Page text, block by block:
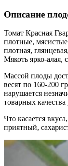
Описание
Томат Красная
плотные,
плотная,
Мякоть ярко-алая,
Массой плоды
весят по 160-200
нарушается
товарных
Что касается
приятный,